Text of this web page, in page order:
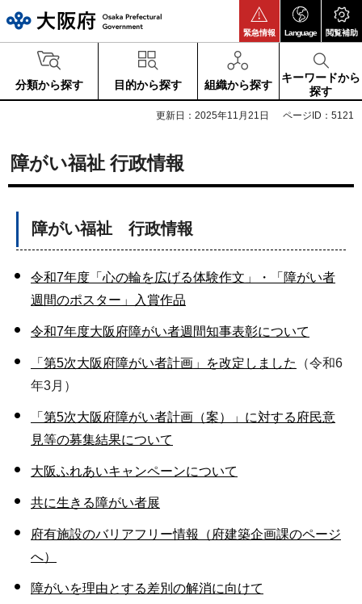
緊急情報 Language 閲覧補助
分類から探す 目的から探す 組織から探す
キーワードから
探す
更新日：2025年11月21日 ページID：5121
障がい福祉 行政情報
障がい福祉 行政情報
令和7年度「心の輪を広げる体験作文」・「障がい者
週間のポスター」入賞作品
令和7年度大阪府障がい者週間知事表彰について
「第5次大阪府障がい者計画」を改定しました
（令和6
年3月）
「第5次大阪府障がい者計画（案）」に対する府民意
見等の募集結果について
大阪ふれあいキャンペーンについて
共に生きる障がい者展
府有施設のバリアフリー情報（府建築企画課のページ
へ）
障がいを理由とする差別の解消に向けて